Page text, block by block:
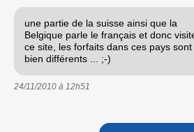
une partie de la suisse ainsi que la
Belgique parle le français et donc
ce site, les forfaits dans ces pays sont
bien différents ... ;-)
24/11/2010 à 12h51